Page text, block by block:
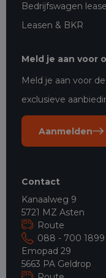
Bedrijfswagen
Leasen & BKR
Meld je aan voor
Meld je aan voor
exclusieve
Aanmelden
Contact
Kanaalweg 9
5721 MZ Asten
Route
088 - 700 1899
Emopad 29
5663 PA Geldrop